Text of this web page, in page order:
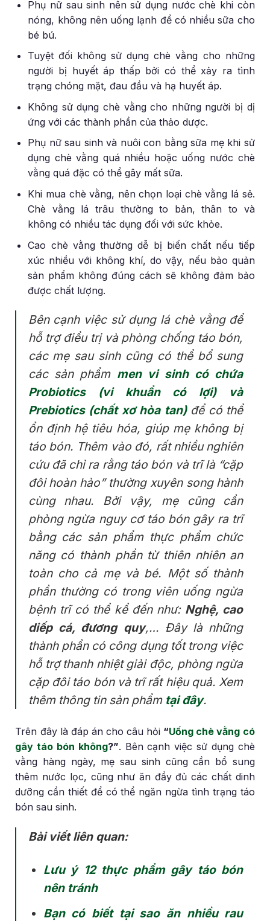
Phụ nữ sau sinh nên sử dụng nước chè khi còn
nóng, không nên uống lạnh để có nhiều sữa cho
bé bú.
Tuyệt đối không sử dụng chè vằng cho những
người bị huyết áp thấp bởi có thể xảy ra tình
trạng chóng mặt, đau đầu và hạ huyết áp.
Không sử dụng chè vằng cho những người bị dị
ứng với các thành phần của thảo dược.
Phụ nữ sau sinh và nuôi con bằng sữa mẹ khi sử
dụng chè vằng quá nhiều hoặc uống nước chè
vằng quá đặc có thể gây mất sữa.
Khi mua chè vằng, nên chọn loại chè vằng lá sẻ.
Chè vằng lá trâu thường to bản, thân to và
không có nhiều tác dụng đối với sức khỏe.
Cao chè vằng thường dễ bị biến chất nếu tiếp
xúc nhiều với không khí, do vậy, nếu bảo quản
sản phẩm không đúng cách sẽ không đảm bảo
được chất lượng.
Bên cạnh việc sử dụng lá chè vằng để
hỗ trợ điều trị và phòng chống táo bón,
các mẹ sau sinh cũng có thể bổ sung
các sản phẩm men vi sinh có chứa
Probiotics (vi khuẩn có lợi) và
Prebiotics (chất xơ hòa tan)để có thể
ổn định hệ tiêu hóa, giúp mẹ không bị
táo bón. Thêm vào đó, rất nhiều nghiên
cứu đã chỉ ra rằng táo bón và trĩ là “cặp
đôi hoàn hảo” thường xuyên song hành
cùng nhau. Bởi vậy, mẹ cũng cần
phòng ngừa nguy cơ táo bón gây ra trĩ
bằng các sản phẩm thực phẩm chức
năng có thành phần từ thiên nhiên an
toàn cho cả mẹ và bé. Một số thành
phần thường có trong viên uống ngừa
bệnh trĩ có thể kể đến như: Nghệ, cao
diếp cá, đương quy,… Đây là những
thành phần có công dụng tốt trong việc
hỗ trợ thanh nhiệt giải độc, phòng ngừa
cặp đôi táo bón và trĩ rất hiệu quả. Xem
thêm thông tin sản phẩm tại đây.
Trên đây là đáp án cho câu hỏi “Uống chè vằng có
gây táo bón không?”. Bên cạnh việc sử dụng chè
vằng hàng ngày, mẹ sau sinh cũng cần bổ sung
thêm nước lọc, cũng như ăn đầy đủ các chất dinh
dưỡng cần thiết để có thể ngăn ngừa tình trạng táo
bón sau sinh.
Bài viết liên quan:
Lưu ý 12 thực phẩm gây táo bón
nên tránh
Bạn có biết tại sao ăn nhiều rau